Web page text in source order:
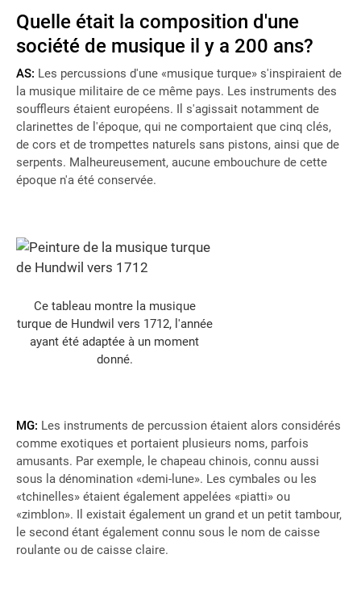
Quelle était la composition d'une
société de musique il y a 200 ans?
AS: Les percussions d'une «musique turque» s'inspiraient de
la musique militaire de ce même pays. Les instruments des
souffleurs étaient européens. Il s'agissait notamment de
clarinettes de l'époque, qui ne comportaient que cinq clés,
de cors et de trompettes naturels sans pistons, ainsi que de
serpents. Malheureusement, aucune embouchure de cette
époque n'a été conservée.
Ce tableau montre la musique
turque de Hundwil vers 1712, l'année
ayant été adaptée à un moment
donné.
MG: Les instruments de percussion étaient alors considérés
comme exotiques et portaient plusieurs noms, parfois
amusants. Par exemple, le chapeau chinois, connu aussi
sous la dénomination «demi-lune». Les cymbales ou les
«tchinelles» étaient également appelées «piatti» ou
«zimblon». Il existait également un grand et un petit tambour,
le second étant également connu sous le nom de caisse
roulante ou de caisse claire.